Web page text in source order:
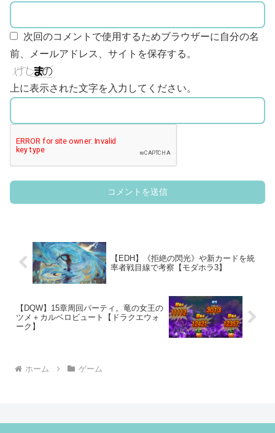
次回のコメントで使用するためブラウザーに自分の名
前、メールアドレス、サイトを保存する。
上に表示された文字を入力してください。
【EDH】《拒絶の閃光》や新カードを統
率者戦目線で考察【モダホラ3】
【DQW】15章周回パーティ。竜の女王の
ツメ＋カルベロビュート【ドラクエウォ
ーク】
ホーム ゲーム